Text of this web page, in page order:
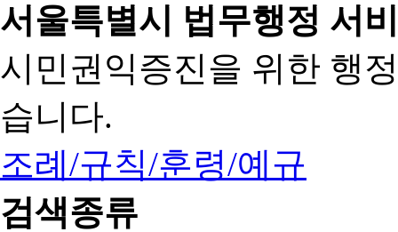
서울특별시 법무행정 서
시민권익증진을 위한 행
습니다.
조례/규칙/훈령/예규
검색종류